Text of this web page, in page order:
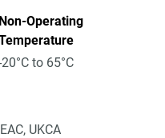
Non-Operating
to 65°C
UKCA